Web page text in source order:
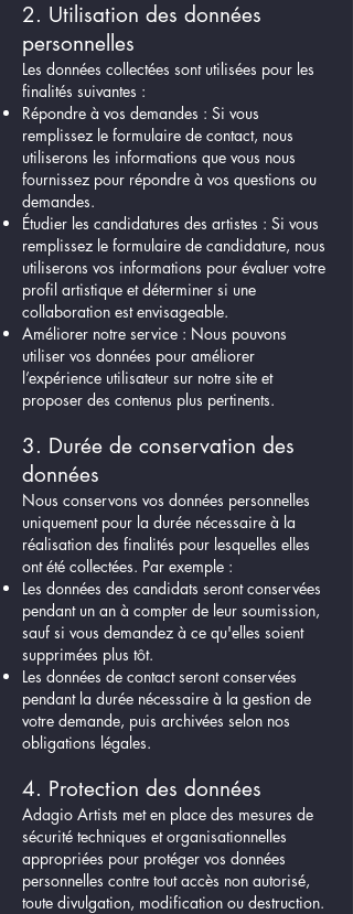
2. Utilisation des données
personnelles
Les données collectées sont utilisées pour les
finalités suivantes :
Répondre à vos demandes : Si vous
remplissez le formulaire de contact, nous
utiliserons les informations que vous nous
fournissez pour répondre à vos questions ou
demandes.
Étudier les candidatures des artistes : Si vous
remplissez le formulaire de candidature, nous
utiliserons vos informations pour évaluer votre
profil artistique et déterminer si une
collaboration est envisageable.
Améliorer notre service : Nous pouvons
utiliser vos données pour améliorer
l’expérience utilisateur sur notre site et
proposer des contenus plus pertinents.
3. Durée de conservation des
données
Nous conservons vos données personnelles
uniquement pour la durée nécessaire à la
réalisation des finalités pour lesquelles elles
ont été collectées. Par exemple :
Les données des candidats seront conservées
pendant un an à compter de leur soumission,
sauf si vous demandez à ce qu'elles soient
supprimées plus tôt.
Les données de contact seront conservées
pendant la durée nécessaire à la gestion de
votre demande, puis archivées selon nos
obligations légales.
4. Protection des données
Adagio Artists met en place des mesures de
sécurité techniques et organisationnelles
appropriées pour protéger vos données
personnelles contre tout accès non autorisé,
toute divulgation, modification ou destruction.